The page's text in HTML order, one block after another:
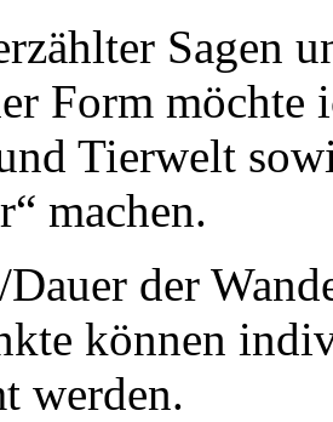
Sagen
Form möchte
Tierwelt
machen.
der
können
werden.